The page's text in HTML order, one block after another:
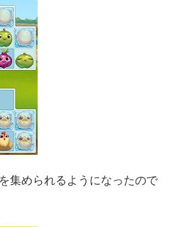
集められるようになったので